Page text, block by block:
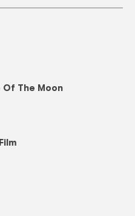
Of The Moon